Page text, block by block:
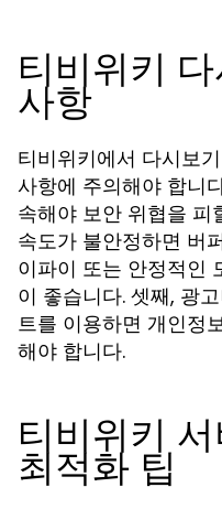
티비위키
사항
티비위키에서 다시보
사항에 주의해야 합니
속해야 보안 위협을 피
속도가 불안정하면 버
이파이 또는 안정적인
이 좋습니다. 셋째, 광
트를 이용하면 개인정
해야 합니다.
티비위키
최적화 팁